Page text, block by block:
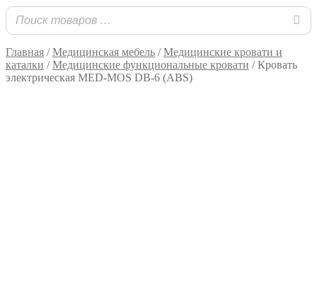
Главная /Медицинская мебель /Медицинские кровати и
каталки /Медицинские функциональные кровати /Кровать
электрическая MED-MOS DB-6 (ABS)